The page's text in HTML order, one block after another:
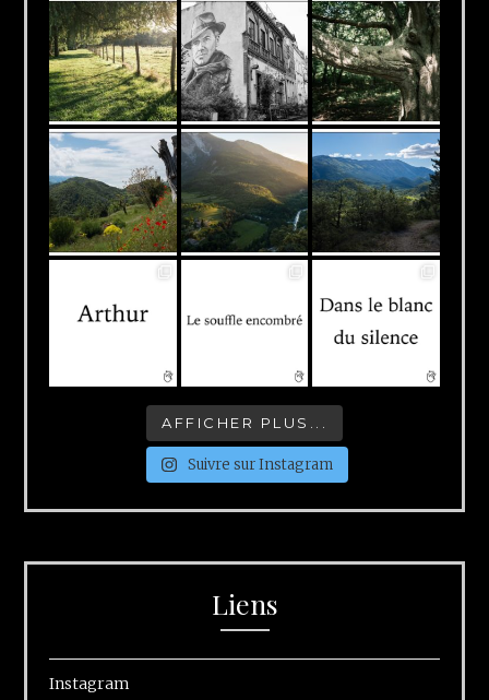
AFFICHER PLUS...
Suivre sur Instagram
Liens
Instagram